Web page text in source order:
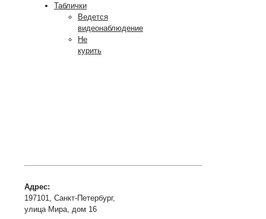
Таблички
Ведется
видеонаблюдение
Не
курить
Адрес:
197101, Санкт-Петербург,
улица Мира, дом 16